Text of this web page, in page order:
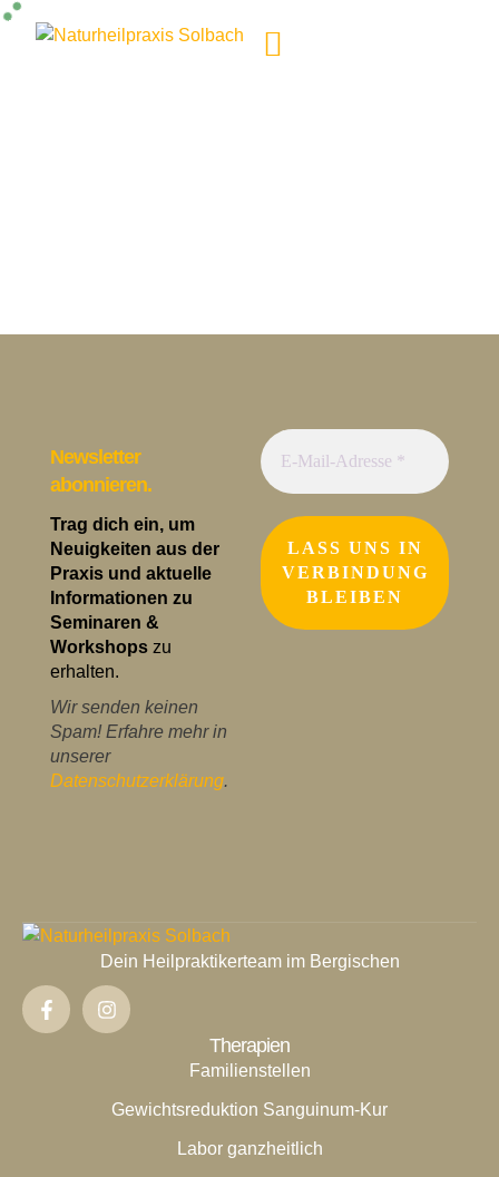
Newsletter
abonnieren.
Trag dich ein, um
Neuigkeiten aus der
Praxis und aktuelle
Informationen zu
Seminaren &
Workshops zu
erhalten.
Wir senden keinen
Spam! Erfahre mehr in
unserer
Datenschutzerklärung.
Dein Heilpraktikerteam im Bergischen
Therapien
Familienstellen
Gewichtsreduktion Sanguinum-Kur
Labor ganzheitlich